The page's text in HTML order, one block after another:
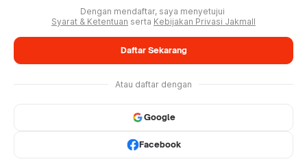
Dengan mendaftar, saya menyetujui
Syarat & Ketentuan serta Kebijakan Privasi Jakmall
Daftar Sekarang
Atau daftar dengan
Google
Facebook